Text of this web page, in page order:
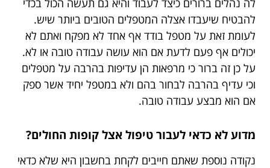
לה נהלים ברורים כיצד לעבוד והיא גם תעשה הכול בכדי
להבטיח שיעבדו אצלה המטפלים הטובים ביותר שיש.
לעומת זאת על מטפל בודד אף אחד לא מפקח ואתם לא
יכולים אף פעם לדעת אם הוא עושה עבודה טובה או לא.
על כן זה ברור כי מרפאות הן עדיפות בהרבה על מטפלים
וכי עדיף בהרבה לבחור בהם ולא במטפל יחיד אשר ספק
אם הוא מבצע עבודה טובה.
מדוע לא כדאי לעבור טיפול אצל קופות החולים?
נקודה נוספת שאתם חייבים לקחת בחשבון היא שלא כדאי